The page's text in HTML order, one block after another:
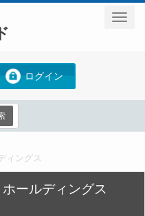
ログイン
ィングス
ールディングス